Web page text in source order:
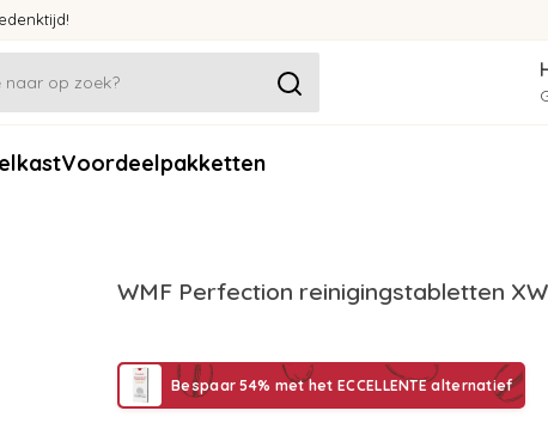
Voordeelpakketten
WMF Perfection reinigingstabletten
Bespaar 54% met het ECCELLENTE alternatief